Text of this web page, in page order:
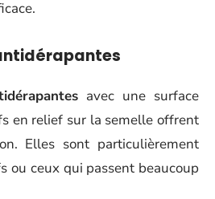
avec une surface
en relief sur la semelle offrent
Elles sont particulièrement
ou ceux qui passent beaucoup